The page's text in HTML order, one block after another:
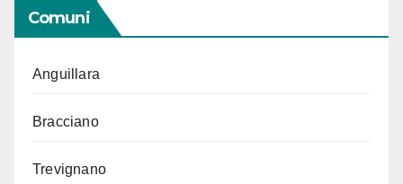
Comuni
Anguillara
Bracciano
Trevignano